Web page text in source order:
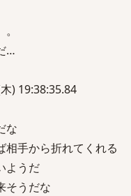
…
) 19:38:35.84
な
相手から折れてくれる
ようだ
そうだな